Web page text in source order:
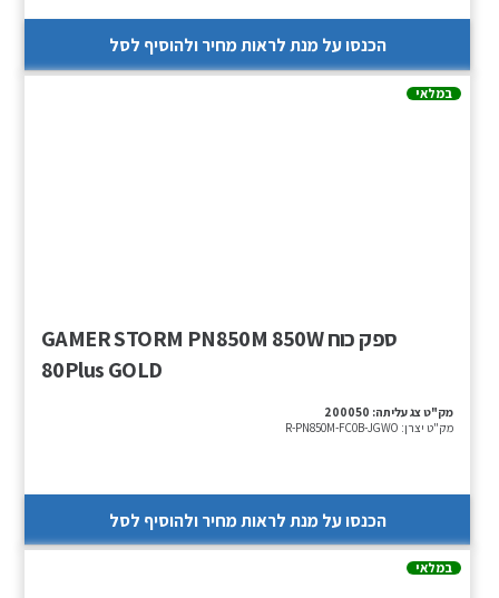
הכנסו על מנת לראות מחיר ולהוסיף לסל
במלאי
ספק כוח GAMER STORM PN850M 850W
80Plus GOLD
מק"ט צג עליתה: 200050
מק"ט יצרן: R-PN850M-FC0B-JGWO
הכנסו על מנת לראות מחיר ולהוסיף לסל
במלאי